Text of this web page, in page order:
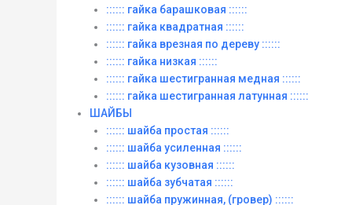
:::::: гайка барашковая ::::::
:::::: гайка квадратная ::::::
:::::: гайка врезная по дереву ::::::
:::::: гайка низкая ::::::
:::::: гайка шестигранная медная ::::::
:::::: гайка шестигранная латунная ::::::
ШАЙБЫ
:::::: шайба простая ::::::
:::::: шайба усиленная ::::::
:::::: шайба кузовная ::::::
:::::: шайба зубчатая ::::::
:::::: шайба пружинная, (гровер) ::::::